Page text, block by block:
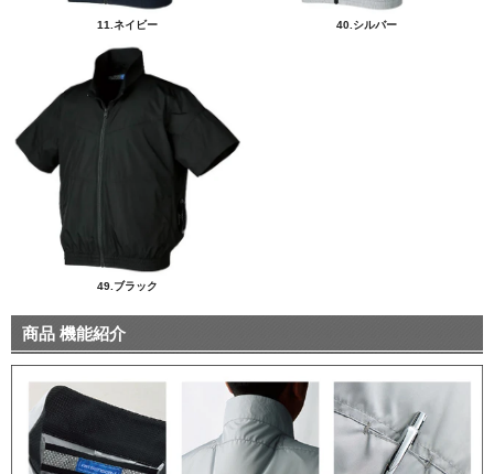
11.ネイビー 40.シルバー
49.ブラック
商品 機能紹介